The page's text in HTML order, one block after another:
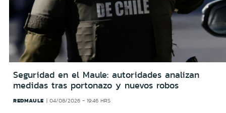
Seguridad en el Maule: autoridades analizan
medidas tras portonazo y nuevos robos
REDMAULE 04/08/2026 - 19:46 HRS